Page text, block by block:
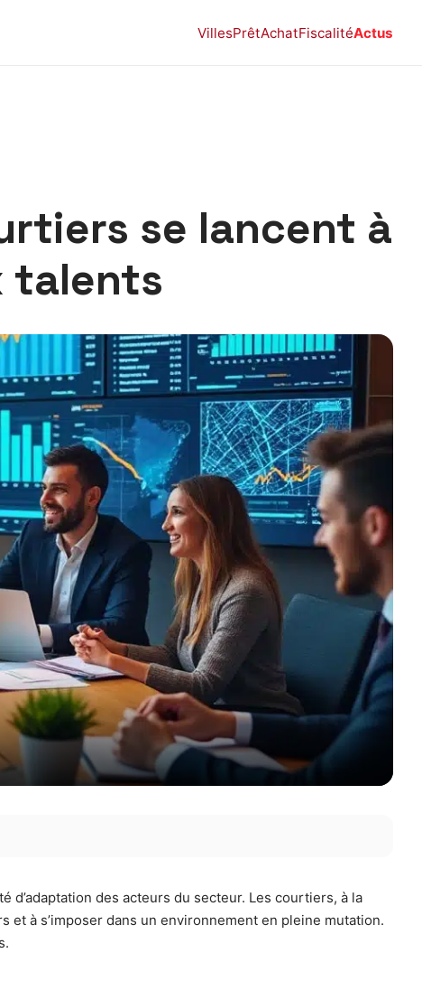
VillesPrêtAchatFiscalitéActus
se lancent à
talents
des acteurs du secteur. Les courtiers, à la
à s’imposer dans un environnement en pleine mutation.